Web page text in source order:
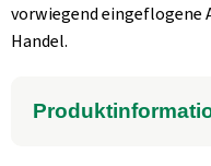
vorwiegend eingeflogene
Handel.